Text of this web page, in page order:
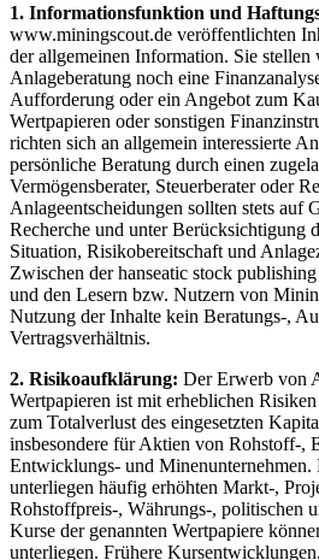
1. Informationsfunktion und
www.miningscout.de veröffentlichten
der allgemeinen Information. Sie
Anlageberatung noch eine
Aufforderung oder ein Angebot zum
Wertpapieren oder sonstigen
richten sich an allgemein interessierte
persönliche Beratung durch einen
Vermögensberater, Steuerberater oder
Anlageentscheidungen sollten stets auf
Recherche und unter Berücksichtigung
Situation, Risikobereitschaft und
Zwischen der hanseatic stock
und den Lesern bzw. Nutzern von
Nutzung der Inhalte kein Beratungs-,
Vertragsverhältnis.
2. Risikoaufklärung: Der Erwerb von
Wertpapieren ist mit erheblichen
zum Totalverlust des eingesetzten
insbesondere für Aktien von Rohstoff-,
Entwicklungs- und Minenunternehmen.
unterliegen häufig erhöhten Markt-,
Rohstoffpreis-, Währungs-, politischen
Kurse der genannten Wertpapiere
unterliegen. Frühere